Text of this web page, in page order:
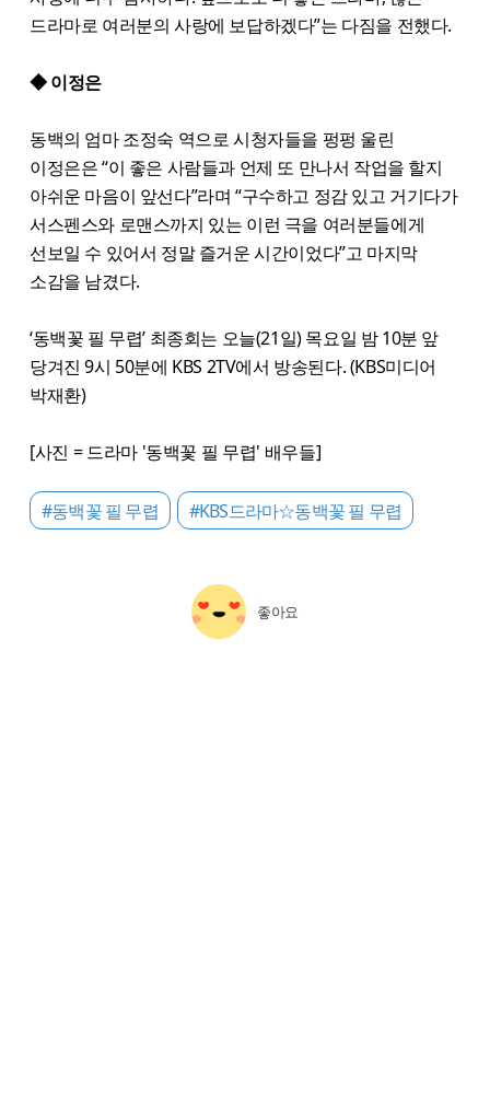
드라마로 여러분의 사랑에 보답하겠다”는 다짐을 전했다.
◆ 이정은
동백의 엄마 조정숙 역으로 시청자들을 펑펑 울린
이정은은 “이 좋은 사람들과 언제 또 만나서 작업을 할지
아쉬운 마음이 앞선다”라며 “구수하고 정감 있고 거기다가
서스펜스와 로맨스까지 있는 이런 극을 여러분들에게
선보일 수 있어서 정말 즐거운 시간이었다”고 마지막
소감을 남겼다.
‘동백꽃 필 무렵’ 최종회는 오늘(21일) 목요일 밤 10분 앞
당겨진 9시 50분에 KBS 2TV에서 방송된다. (KBS미디어
박재환)
[사진 = 드라마 '동백꽃 필 무렵' 배우들]
#동백꽃 필 무렵 #KBS드라마☆동백꽃 필 무렵
좋아요